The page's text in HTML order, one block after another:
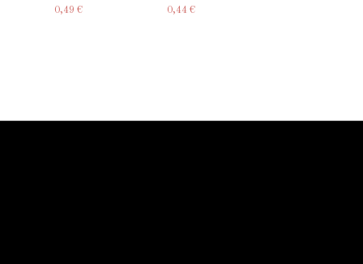
0,49 €
0,44 €